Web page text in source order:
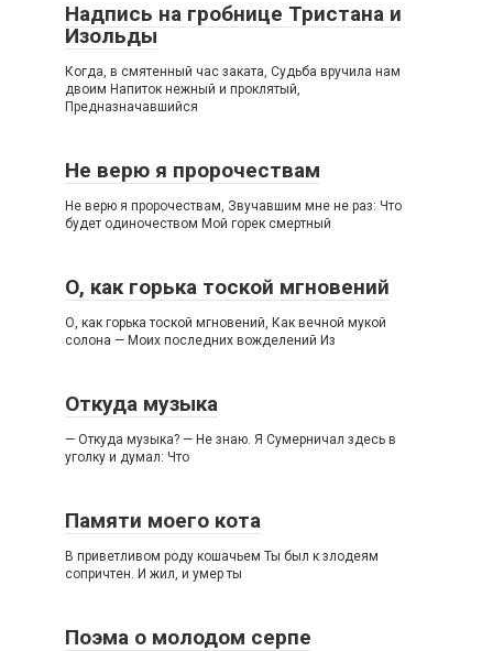
Надпись на гробнице Тристана и
Изольды
Когда, в смятенный час заката, Судьба вручила нам
двоим Напиток нежный и проклятый,
Предназначавшийся
Не верю я пророчествам
Не верю я пророчествам, Звучавшим мне не раз: Что
будет одиночеством Мой горек смертный
О, как горька тоской мгновений
О, как горька тоской мгновений, Как вечной мукой
солона — Моих последних вожделений Из
Откуда музыка
— Откуда музыка? — Не знаю. Я Сумерничал здесь в
уголку и думал: Что
Памяти моего кота
В приветливом роду кошачьем Ты был к злодеям
сопричтен. И жил, и умер ты
Поэма о молодом серпе